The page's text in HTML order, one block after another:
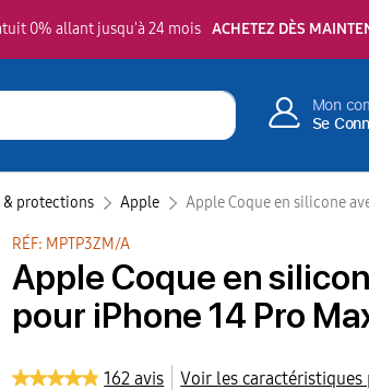
0% allant jusqu'à 24 mois ACHETEZ DÈS
Mon
Se
& protections Apple‎ Apple Coque en silicone
RÉF: MPTP3ZM/A
Apple Coque en
pour iPhone 14 Pro
162 avis Voir les